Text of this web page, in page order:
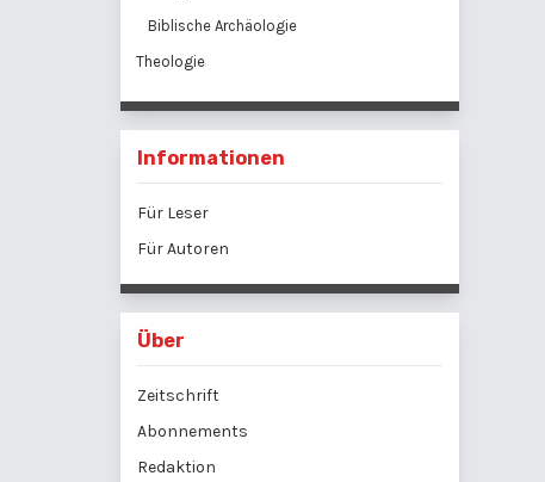
Biblische Archäologie
Theologie
Informationen
Für Leser
Für Autoren
Über
Zeitschrift
Abonnements
Redaktion